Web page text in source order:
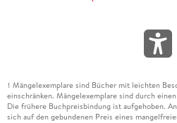
1 Mängelexemplare sind Bücher mit leichten
einschränken. Mängelexemplare sind durch
Die frühere Buchpreisbindung ist aufgehoben.
sich auf den gebundenen Preis eines